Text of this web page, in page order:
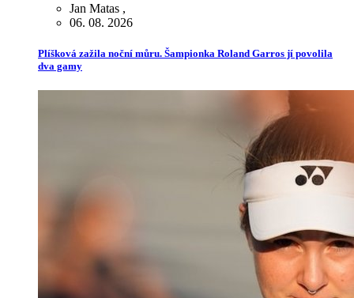
Jan Matas ,
06. 08. 2026
Plíšková zažila noční můru. Šampionka Roland Garros jí povolila
dva gamy